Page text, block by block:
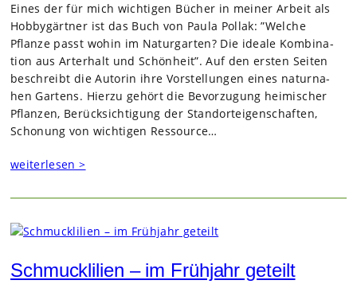
Eines der für mich wich­ti­gen Bücher in mei­ner Arbeit als
Hob­by­gärt­ner ist das Buch von Paula Pollak: ”Wel­che
Pflanze passt wohin im Natur­gar­ten? Die ideale Kom­bi­na­
tion aus Art­erhalt und Schön­heit”. Auf den ers­ten Sei­ten
beschreibt die Autorin ihre Vor­stel­lun­gen eines natur­na­
hen Gar­tens. Hierzu gehört die Bevor­zu­gung hei­mi­scher
Pflan­zen, Berück­sich­ti­gung der Stand­ort­ei­gen­schaf­ten,
Scho­nung von wich­ti­gen Res­source…
weiterlesen >
Schmucklilien – im Frühjahr geteilt